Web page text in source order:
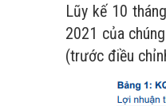
Lũy kế 10
2021 của
(trước điều